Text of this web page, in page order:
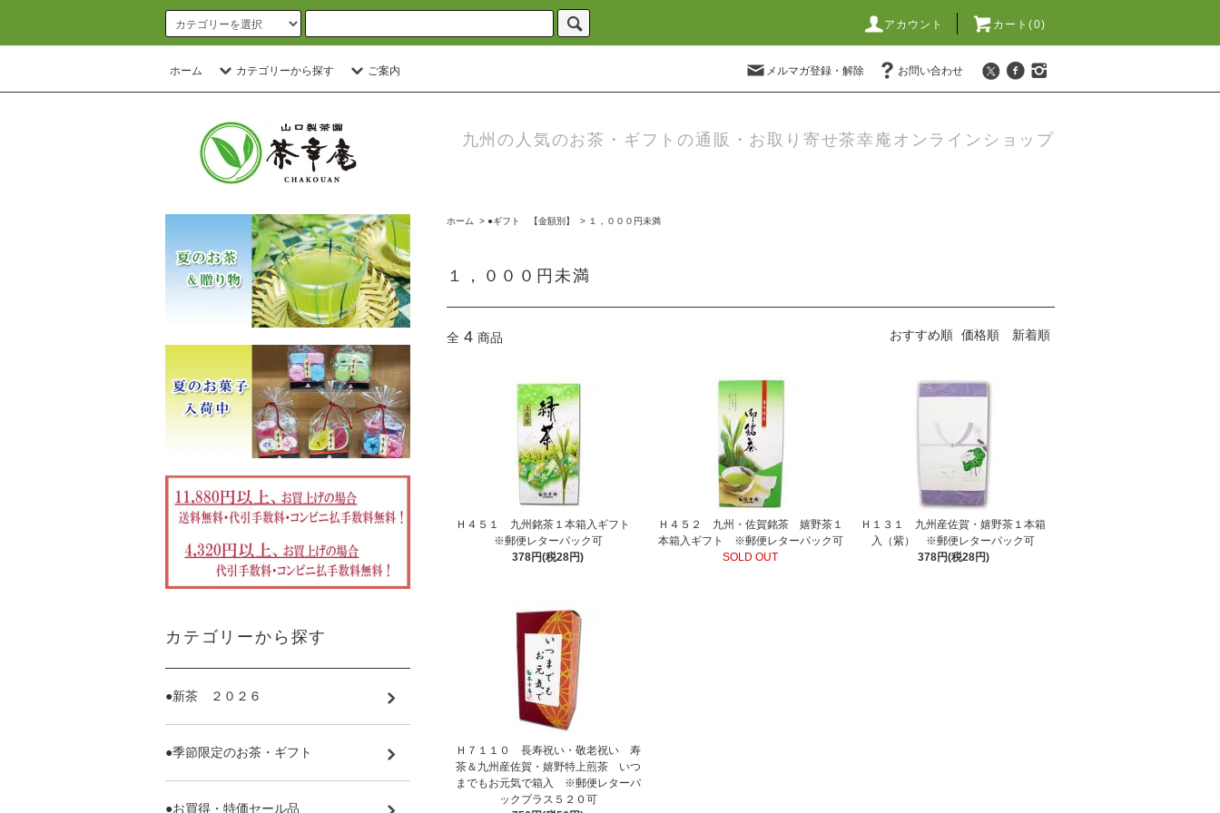
アカウント カート(0)
ホーム カテゴリーから探す ご案内 メルマガ登録・解除 お問い合わせ
九州の人気のお茶・ギフトの通販・お取り寄せ茶幸庵オンラインショップ
ホーム > ●ギフト 【金額別】 > １，０００円未満
１，０００円未満
全 4 商品 おすすめ順 価格順 新着順
Ｈ４５１ 九州銘茶１本箱入ギフト
※郵便レターパック可
378円(税28円)
Ｈ４５２ 九州・佐賀銘茶 嬉野茶１
本箱入ギフト ※郵便レターパック可
SOLD OUT
Ｈ１３１ 九州産佐賀・嬉野茶１本箱
入（紫） ※郵便レターパック可
378円(税28円)
Ｈ７１１０ 長寿祝い・敬老祝い 寿
茶＆九州産佐賀・嬉野特上煎茶 いつ
までもお元気で箱入 ※郵便レターパ
ックプラス５２０可
カテゴリーから探す
●新茶 ２０２６
●季節限定のお茶・ギフト
●お買得・特価セール品